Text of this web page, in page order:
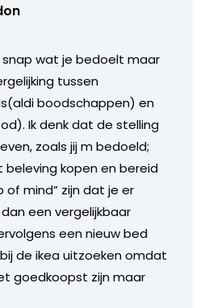
snap wat je bedoelt maar
tussen
boodschappen) en
Ik denk dat de stelling
zoals jij m bedoeld;
beleving kopen en bereid
of mind” zijn dat je er
een vergelijkbaar
een nieuw bed
de ikea uitzoeken omdat
goedkoopst zijn maar